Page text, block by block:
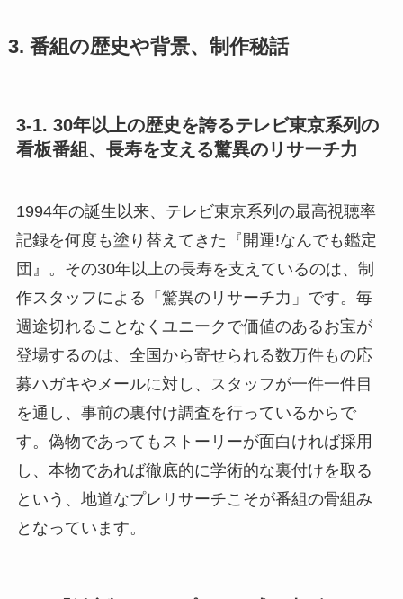
3. 番組の歴史や背景、制作秘話
3-1. 30年以上の歴史を誇るテレビ東京系列の
看板番組、長寿を支える驚異のリサーチ力
1994年の誕生以来、テレビ東京系列の最高視聴率
記録を何度も塗り替えてきた『開運!なんでも鑑定
団』。その30年以上の長寿を支えているのは、制
作スタッフによる「驚異のリサーチ力」です。毎
週途切れることなくユニークで価値のあるお宝が
登場するのは、全国から寄せられる数万件もの応
募ハガキやメールに対し、スタッフが一件一件目
を通し、事前の裏付け調査を行っているからで
す。偽物であってもストーリーが面白ければ採用
し、本物であれば徹底的に学術的な裏付けを取る
という、地道なプレリサーチこそが番組の骨組み
となっています。